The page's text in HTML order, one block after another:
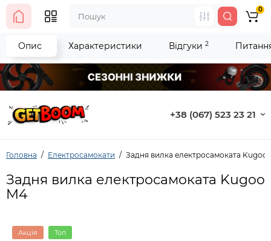
+38 (067) 523 23 21
0
Головна Електросамокати Задня вилка електросамоката Kugoo
Задня вилка електросамоката Kugoo
M4
Акція Топ
Опис Характеристики Відгуки 2